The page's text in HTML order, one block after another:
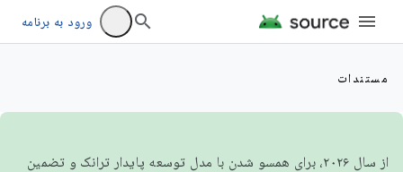
ورود به برنامه
مستندات
از سال ۲۰۲۶، برای همسو شدن با مدل توسعه پایدار ترانک و تضمین